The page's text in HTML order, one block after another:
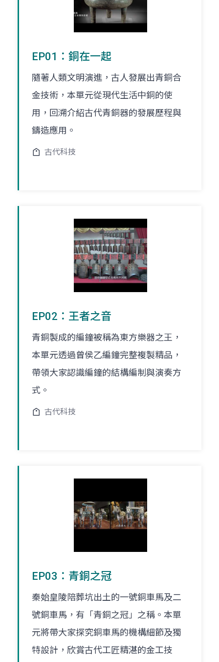
EP01：銅在一起
隨著人類文明演進，古人發展出青銅合
金技術，本單元從現代生活中銅的使
用，回溯介紹古代青銅器的發展歷程與
鑄造應用。
古代科技
EP02：王者之音
青銅製成的編鐘被稱為東方樂器之王，
本單元透過曾侯乙編鐘完整複製精品，
帶領大家認識編鐘的結構編制與演奏方
式。
古代科技
EP03：青銅之冠
秦始皇陵陪葬坑出土的一號銅車馬及二
號銅車馬，有「青銅之冠」之稱。本單
元將帶大家探究銅車馬的機構細節及獨
特設計，欣賞古代工匠精湛的金工技